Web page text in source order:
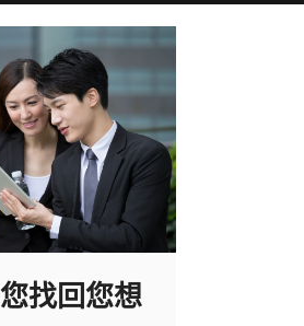
找回您想